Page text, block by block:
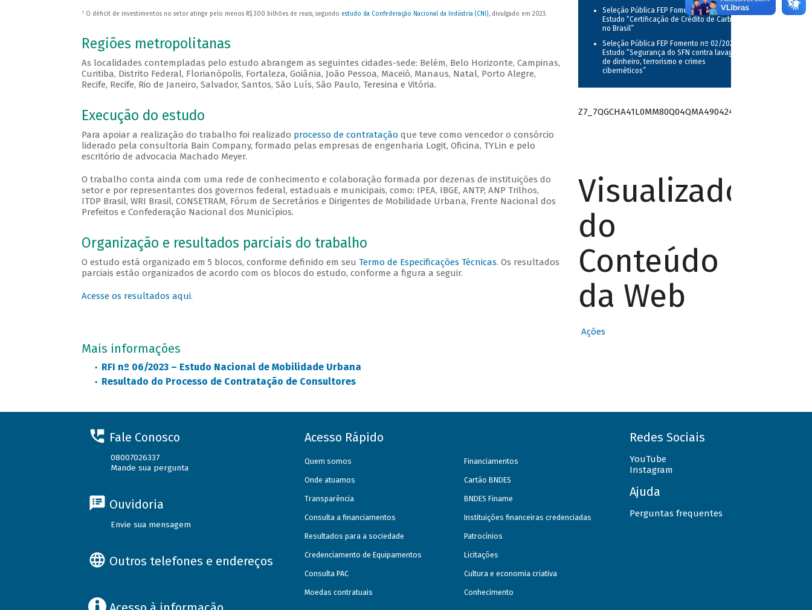
1 O déficit de investimentos no setor atinge pelo menos R$ 300 bilhões de reais, segundo estudo da Confederação Nacional da Indústria (CNI), divulgado em 2023.
Regiões metropolitanas
As localidades contempladas pelo estudo abrangem as seguintes cidades-sede: Belém, Belo Horizonte, Campinas,
Curitiba, Distrito Federal, Florianópolis, Fortaleza, Goiânia, João Pessoa, Maceió, Manaus, Natal, Porto Alegre,
Recife, Recife, Rio de Janeiro, Salvador, Santos, São Luís, São Paulo, Teresina e Vitória.
Execução do estudo
Para apoiar a realização do trabalho foi realizado processo de contratação que teve como vencedor o consórcio
liderado pela consultoria Bain Company, formado pelas empresas de engenharia Logit, Oficina, TYLin e pelo
escritório de advocacia Machado Meyer.
O trabalho conta ainda com uma rede de conhecimento e colaboração formada por dezenas de instituições do
setor e por representantes dos governos federal, estaduais e municipais, como: IPEA, IBGE, ANTP, ANP Trilhos,
ITDP Brasil, WRI Brasil, CONSETRAM, Fórum de Secretários e Dirigentes de Mobilidade Urbana, Frente Nacional dos
Prefeitos e Confederação Nacional dos Municípios.
Organização e resultados parciais do trabalho
O estudo está organizado em 5 blocos, conforme definido em seu Termo de Especificações Técnicas. Os resultados
parciais estão organizados de acordo com os blocos do estudo, conforme a figura a seguir.
Acesse os resultados aqui.
Mais informações
RFI nº 06/2023 – Estudo Nacional de Mobilidade Urbana
Resultado do Processo de Contratação de Consultores
Seleção Pública FEP Fomento nº 01/2026 -
Estudo “Certificação de Crédito de Carbono
no Brasil”
Seleção Pública FEP Fomento nº 02/2026 -
Estudo “Segurança do SFN contra lavagem
de dinheiro, terrorismo e crimes
cibernéticos”
Z7_7QGCHA41L0MM80Q04QMA490424
Visualizador
do
Conteúdo
da Web
Ações
Fale Conosco
08007026337
Mande sua pergunta
Ouvidoria
Envie sua mensagem
Outros telefones e endereços
Acesso Rápido
Quem somos
Onde atuamos
Transparência
Consulta a financiamentos
Resultados para a sociedade
Credenciamento de Equipamentos
Consulta PAC
Moedas contratuais
Financiamentos
Cartão BNDES
BNDES Finame
Instituições financeiras credenciadas
Patrocínios
Licitações
Cultura e economia criativa
Conhecimento
Redes Sociais
YouTube
Instagram
Ajuda
Perguntas frequentes